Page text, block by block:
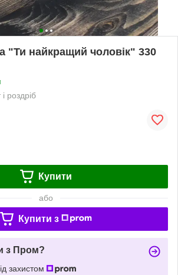
"Ти найкращий чоловік" 330
роздріб
Купити
або
Купити з
з Пром?
захистом